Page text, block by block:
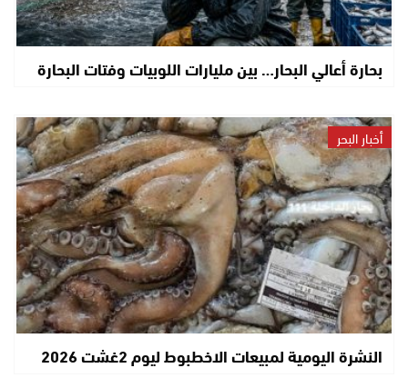
بحارة أعالي البحار… بين مليارات اللوبيات وفتات البحارة
أخبار البحر
النشرة اليومية لمبيعات الاخطبوط ليوم 2غشت 2026